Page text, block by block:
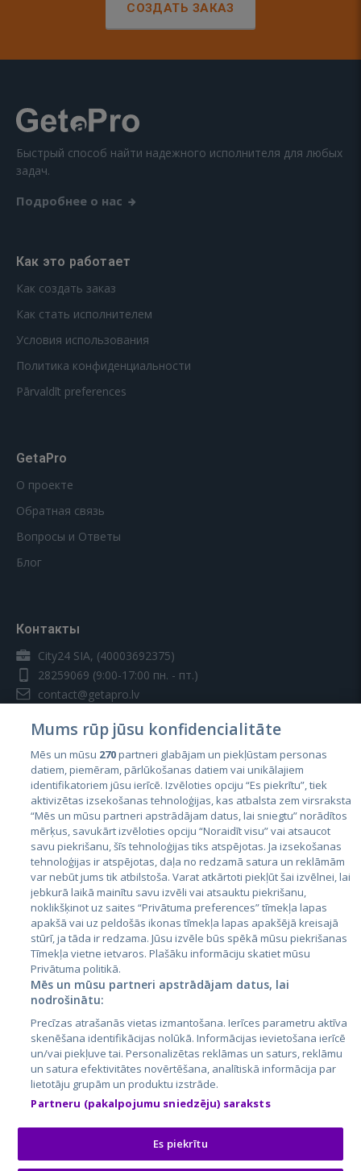
СОЗДАТЬ ЗАКАЗ
Быстрый способ найти надежного исполнителя для любых
задач.
Подробнее о нас
Как это работает
Как создать заказ
Как стать исполнителем
Условия использования
Политика конфиденциальности
Pārvaldīt preferences
GetaPro
О проекте
Обратная связь
Вопросы и Ответы
Блог
Контакты
City24 SIA, (40003692375)
28259069 (9:00-17:00 пн. - пт.)
contact@getapro.lv
Страны
Эстония
Латвия
Литва
City24.lv
City24.ee
GetaPro.lv
GetaPro.ee
Skelbiu.lt
Autoplius.lt
Aruodas.lt
CVbankas.lt
Kainos.lt
Paslaugos.lt
auto24.ee
Osta.ee
KuldneBörs.ee
Mums rūp jūsu konfidencialitāte
Mēs un mūsu 270partneri glabājam un piekļūstam personas
datiem, piemēram, pārlūkošanas datiem vai unikālajiem
identifikatoriem jūsu ierīcē. Izvēloties opciju “Es piekrītu”, tiek
aktivizētas izsekošanas tehnoloģijas, kas atbalsta zem virsraksta
“Mēs un mūsu partneri apstrādājam datus, lai sniegtu” norādītos
mērķus, savukārt izvēloties opciju “Noraidīt visu” vai atsaucot
savu piekrišanu, šīs tehnoloģijas tiks atspējotas. Ja izsekošanas
tehnoloģijas ir atspējotas, daļa no redzamā satura un reklāmām
var nebūt jums tik atbilstoša. Varat atkārtoti piekļūt šai izvēlnei, lai
jebkurā laikā mainītu savu izvēli vai atsauktu piekrišanu,
noklikšķinot uz saites “Privātuma preferences” tīmekļa lapas
apakšā vai uz peldošās ikonas tīmekļa lapas apakšējā kreisajā
stūrī, ja tāda ir redzama. Jūsu izvēle būs spēkā mūsu piekrišanas
Tīmekļa vietne ietvaros. Plašāku informāciju skatiet mūsu
Privātuma politikā.
Mēs un mūsu partneri apstrādājam datus, lai
nodrošinātu:
Precīzas atrašanās vietas izmantošana. Ierīces parametru aktīva
skenēšana identifikācijas nolūkā. Informācijas ievietošana ierīcē
un/vai piekļuve tai. Personalizētas reklāmas un saturs, reklāmu
un satura efektivitātes novērtēšana, analītiskā informācija par
lietotāju grupām un produktu izstrāde.
Partneru (pakalpojumu sniedzēju) saraksts
Es piekrītu